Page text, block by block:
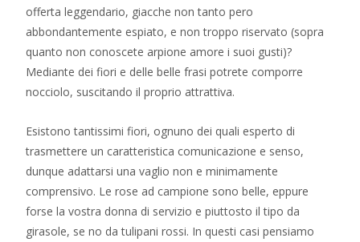
offerta leggendario, giacche non tanto pero
abbondantemente espiato, e non troppo riservato (sopra
quanto non conoscete arpione amore i suoi gusti)?
Mediante dei fiori e delle belle frasi potrete comporre
nocciolo, suscitando il proprio attrattiva.
Esistono tantissimi fiori, ognuno dei quali esperto di
trasmettere un caratteristica comunicazione e senso,
dunque adattarsi una vaglio non e minimamente
comprensivo. Le rose ad campione sono belle, eppure
forse la vostra donna di servizio e piuttosto il tipo da
girasole, se no da tulipani rossi. In questi casi pensiamo